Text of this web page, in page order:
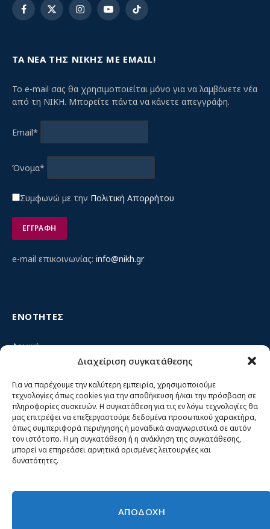
Διαχείριση συγκατάθεσης
Για να παρέχουμε την καλύτερη εμπειρία, χρησιμοποιούμε
τεχνολογίες όπως cookies για την αποθήκευση ή/και την πρόσβαση σε
πληροφορίες συσκευών. Η συγκατάθεση για τις εν λόγω τεχνολογίες θα
μας επιτρέψει να επεξεργαστούμε δεδομένα προσωπικού χαρακτήρα,
όπως συμπεριφορά περιήγησης ή μοναδικά αναγνωριστικά σε αυτόν
τον ιστότοπο. Η μη συγκατάθεση ή η ανάκληση της συγκατάθεσης,
μπορεί να επηρεάσει αρνητικά ορισμένες λειτουργίες και
δυνατότητες.
ΑΠΟΔΟΧΗ
Facebook
X
InstagramYouTubeTikTok
ΤΑ ΝΕΑ ΤΗΣ ΝΙΚΗΣ ΜΕ EMAIL!
Το e-mail σας θα χρησιμοποιείται μόνο για να λαμβάνετε νέα
από τη ΝΙΚΗ. Μπορείτε πάντα να κάνετε απεγγράφη.
Email*
Όνομα*
Συμφωνώ με την Πολιτική Απορρήτου
e-mail επικοινωνίας: info@nikh.gr
ΕΝΟΤΗΤΕΣ
Αρχική
Κίνημα ΝΙΚΗ – Ποιοι είμαστε, αρχές & δράση
Θέσεις
Πρόσωπα
Όργανα και ομάδες
Βίντεο
Δελτία Τύπου